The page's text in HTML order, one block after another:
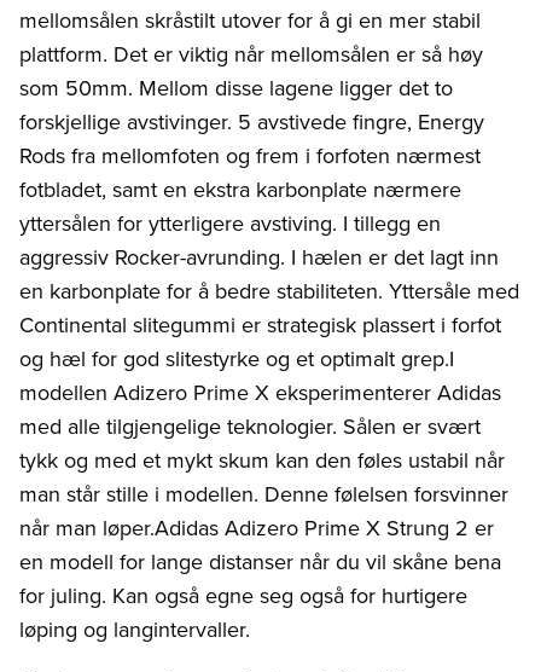
mellomsålen skråstilt utover for å gi en mer stabil
plattform. Det er viktig når mellomsålen er så høy
som 50mm. Mellom disse lagene ligger det to
forskjellige avstivinger. 5 avstivede fingre, Energy
Rods fra mellomfoten og frem i forfoten nærmest
fotbladet, samt en ekstra karbonplate nærmere
yttersålen for ytterligere avstiving. I tillegg en
aggressiv Rocker-avrunding. I hælen er det lagt inn
en karbonplate for å bedre stabiliteten. Yttersåle med
Continental slitegummi er strategisk plassert i forfot
og hæl for god slitestyrke og et optimalt grep.I
modellen Adizero Prime X eksperimenterer Adidas
med alle tilgjengelige teknologier. Sålen er svært
tykk og med et mykt skum kan den føles ustabil når
man står stille i modellen. Denne følelsen forsvinner
når man løper.Adidas Adizero Prime X Strung 2 er
en modell for lange distanser når du vil skåne bena
for juling. Kan også egne seg også for hurtigere
løping og langintervaller.